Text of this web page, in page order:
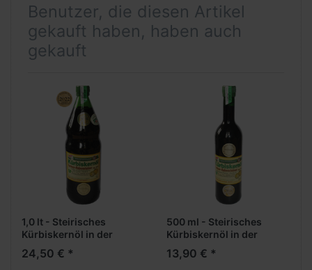
Benutzer, die diesen Artikel
gekauft haben, haben auch
gekauft
1,0 lt - Steirisches
Kürbiskernöl in der
Standardflasche
24,50 € *
500 ml - Steirisches
Kürbiskernöl in der
Flasche " Öl - Exklusiv "
13,90 € *